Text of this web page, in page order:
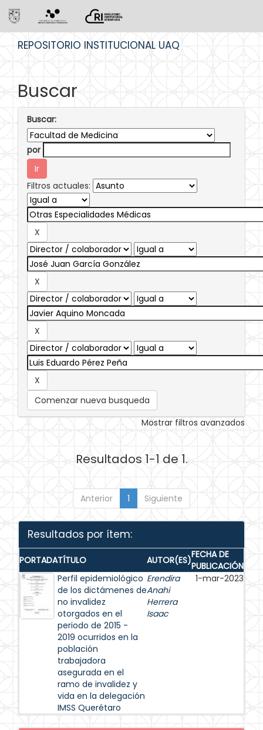
REPOSITORIO INSTITUCIONAL UAQ
Buscar
Buscar:
por
Filtros actuales:
Comenzar nueva busqueda
Mostrar filtros avanzados
Resultados 1-1 de 1.
Anterior 1 Siguiente
Resultados por ítem:
PORTADATÍTULO AUTOR(ES)FECHA DE
PUBLICACIÓN
Perfil epidemiológico
de los dictámenes de
no invalidez
otorgados en el
periodo de 2015 -
2019 ocurridos en la
población
trabajadora
asegurada en el
ramo de invalidez y
vida en la delegación
IMSS Querétaro
Erendira
Anahi
Herrera
Isaac
1-mar-2023